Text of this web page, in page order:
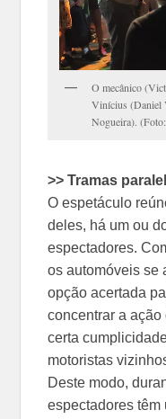
O mecânico
Vinícius (Daniel
Nogueira).
>> Tramas
O espetáculo
deles, há um ou
espectadores.
os automóveis se
opção acertada
concentrar a
certa
motoristas
Deste modo,
espectadores